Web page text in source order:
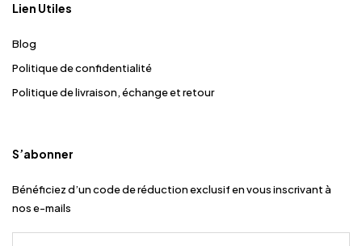
Lien Utiles
Blog
Politique de confidentialité
Politique de livraison, échange et retour
S’abonner
Bénéficiez d’un code de réduction exclusif en vous inscrivant à
nos e-mails